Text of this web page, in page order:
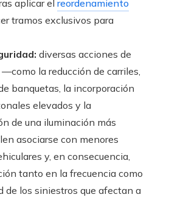
aplicar el reordenamiento
tramos exclusivos para
diversas acciones de
la reducción de carriles,
banquetas, la incorporación
elevados y la
de una iluminación más
asociarse con menores
y, en consecuencia,
tanto en la frecuencia como
de los siniestros que afectan a